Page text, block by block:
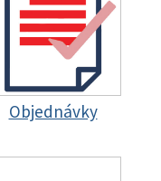
Objednávky